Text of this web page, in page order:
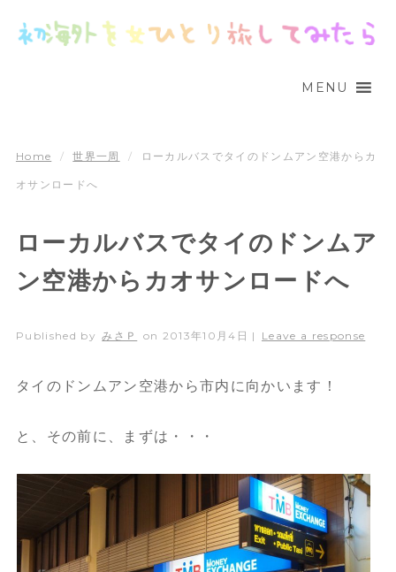
MENU
Home / 世界一周 / ローカルバスでタイのドンムアン空港からカ
オサンロードへ
ローカルバスでタイのドンムア
ン空港からカオサンロードへ
Published by みさＰ on 2013年10月4日 | Leave a response
タイのドンムアン空港から市内に向かいます！
と、その前に、まずは・・・